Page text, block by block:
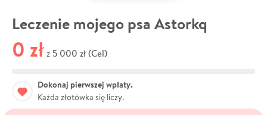
Leczenie mojego psa Astorkq
0 zł z 5 000 zł (Cel)
Dokonaj pierwszej wpłaty.
Każda złotówka się liczy.